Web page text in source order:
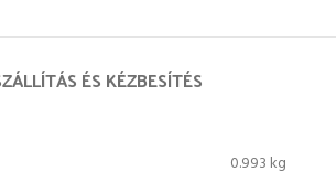
ÉS KÉZBESÍTÉS
0.993 kg